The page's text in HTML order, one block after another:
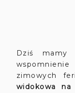
Dziś mamy
zimowych
widokowa na